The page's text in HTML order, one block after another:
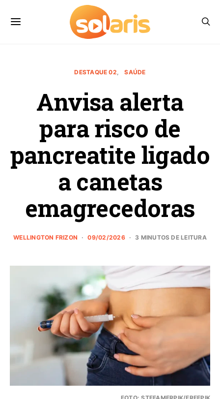
DESTAQUE 02 SAÚDE
Anvisa alerta
para risco de
pancreatite ligado
a canetas
emagrecedoras
WELLINGTON FRIZON 09/02/2026 3 MINUTOS DE LEITURA